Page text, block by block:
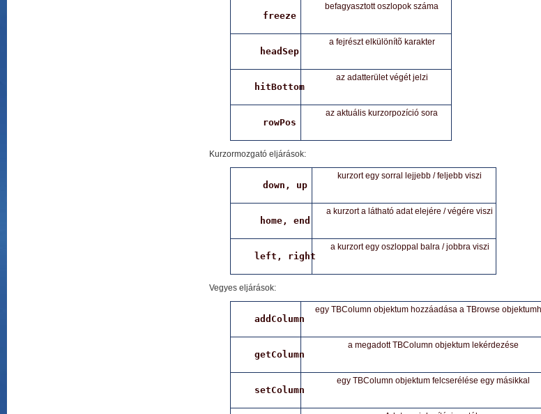
freeze
befagyasztott oszlopok száma
headSep
a fejrészt elkülönítõ karakter
hitBottom
az adatterület végét jelzi
rowPos
az aktuális kurzorpozíció sora
Kurzormozgató eljárások:
down, up
kurzort egy sorral lejjebb / feljebb viszi
home, end
a kurzort a látható adat elejére / végére viszi
left, right
a kurzort egy oszloppal balra / jobbra viszi
Vegyes eljárások:
addColumn
egy TBColumn objektum hozzáadása a TBrowse
getColumn
a megadott TBColumn objektum lekérdezése
setColumn
egy TBColumn objektum felcserélése egy másikkal